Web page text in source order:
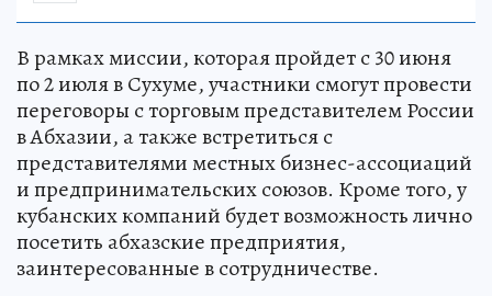
В рамках миссии, которая пройдет с 30 июня
по 2 июля в Сухуме, участники смогут провести
переговоры с торговым представителем России
в Абхазии, а также встретиться с
представителями местных бизнес-ассоциаций
и предпринимательских союзов. Кроме того, у
кубанских компаний будет возможность лично
посетить абхазские предприятия,
заинтересованные в сотрудничестве.